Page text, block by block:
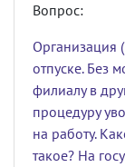
Вопрос:
Организация
отпуске. Без
филиалу в
процедуру
на работу.
такое? На